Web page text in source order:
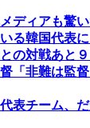
ディアも驚
る韓国代表に
の対戦あと
「非難は監
表チーム、